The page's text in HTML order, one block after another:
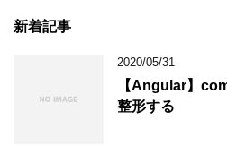
新着記事
2020/05/31
【Angular】
整形する